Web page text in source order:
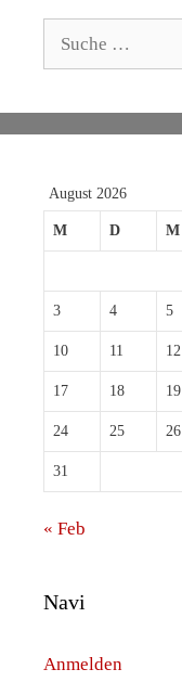
August 2026
M D M
3 4 5
10 11 12
17 18 19
24 25 26
31
« Feb
Navi
Anmelden